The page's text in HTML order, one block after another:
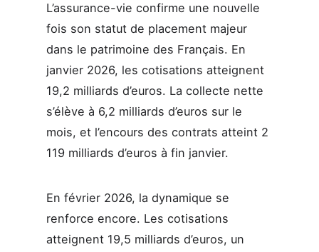
L’assurance-vie confirme une nouvelle
fois son statut de placement majeur
dans le patrimoine des Français. En
janvier 2026, les cotisations atteignent
19,2 milliards d’euros. La collecte nette
s’élève à 6,2 milliards d’euros sur le
mois, et l’encours des contrats atteint 2
119 milliards d’euros à fin janvier.
En février 2026, la dynamique se
renforce encore. Les cotisations
atteignent 19,5 milliards d’euros, un